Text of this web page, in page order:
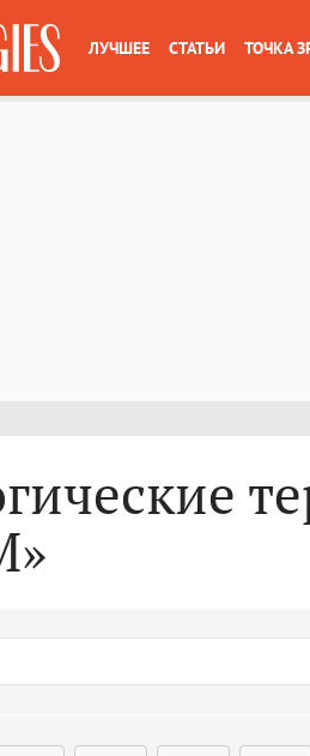
ЛУЧШЕЕ СТАТЬИ ТОЧКА